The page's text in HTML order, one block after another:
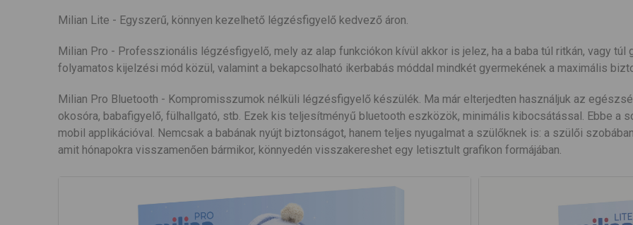
Milian Lite - Egyszerű, könnyen kezelhető légzésfigyelő kedvező áron.
Milian Pro - Professzionális légzésfigyelő, mely az alap funkciókon kívül akkor is jelez, ha a baba túl ritkán, vagy
folyamatos kijelzési mód közül, valamint a bekapcsolható ikerbabás móddal mindkét gyermekének a maximális
Milian Pro Bluetooth - Kompromisszumok nélküli légzésfigyelő készülék. Ma már elterjedten használjuk az
okosóra, babafigyelő, fülhallgató, stb. Ezek kis teljesítményű bluetooth eszközök, minimális kibocsátással. Ebbe a
mobil applikációval. Nemcsak a babának nyújt biztonságot, hanem teljes nyugalmat a szülőknek is: a szülői
amit hónapokra visszamenően bármikor, könnyedén visszakereshet egy letisztult grafikon formájában.